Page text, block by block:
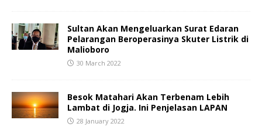
Sultan Akan Mengeluarkan Surat Edaran
Pelarangan Beroperasinya Skuter Listrik di
Malioboro
30 March 2022
Besok Matahari Akan Terbenam Lebih
Lambat di Jogja. Ini Penjelasan LAPAN
28 January 2022